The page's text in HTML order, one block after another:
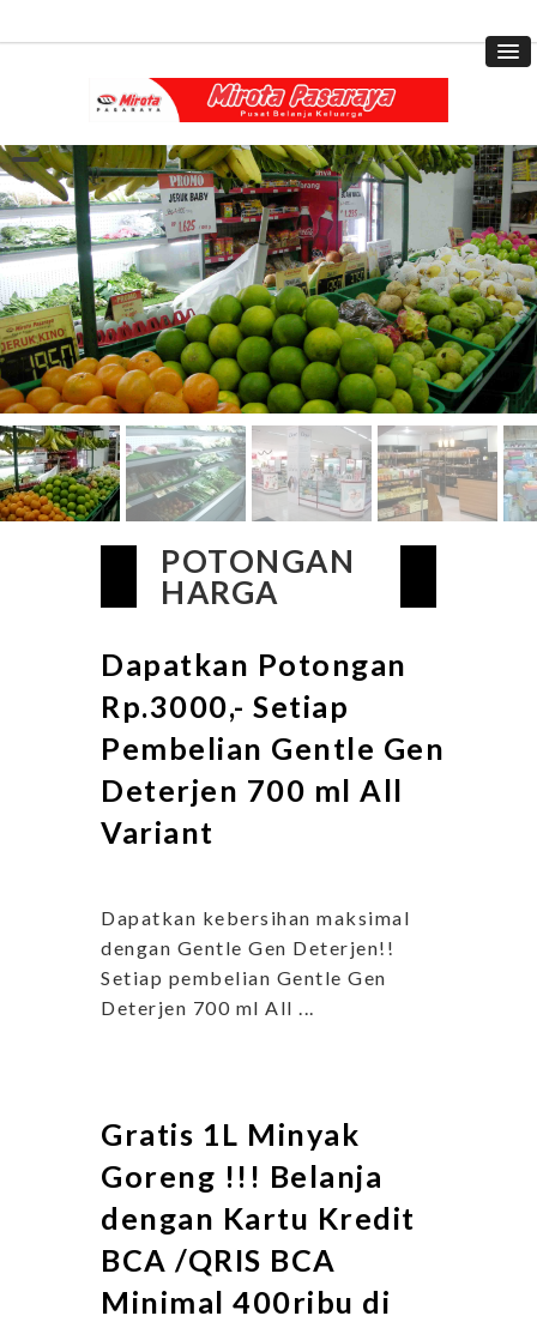
POTONGAN
HARGA
Dapatkan Potongan
Rp.3000,- Setiap
Pembelian Gentle Gen
Deterjen 700 ml All
Variant
Dapatkan kebersihan maksimal
dengan Gentle Gen Deterjen!!
Setiap pembelian Gentle Gen
Deterjen 700 ml All ...
Gratis 1L Minyak
Goreng !!! Belanja
dengan Kartu Kredit
BCA /QRIS BCA
Minimal 400ribu di